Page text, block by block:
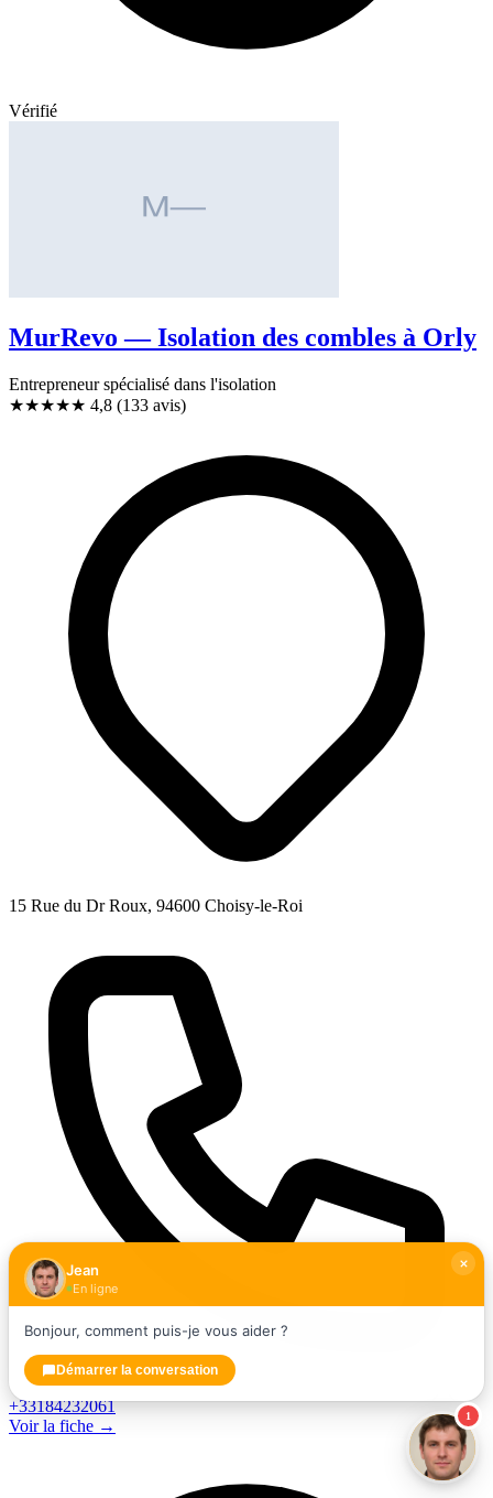
Vérifié
MurRevo — Isolation des combles à Orly
Entrepreneur spécialisé dans l'isolation
★★★★★ 4,8 (133 avis)
15 Rue du Dr Roux, 94600 Choisy-le-Roi
+33184232061
Voir la fiche →
1
Jean
En ligne
Bonjour, comment puis-je vous aider ?
Démarrer la conversation